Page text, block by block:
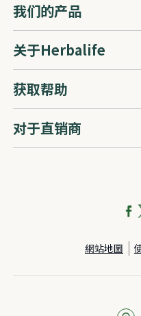
我们的产品
关于Herbalife
获取帮助
对于直销商
網站地圖